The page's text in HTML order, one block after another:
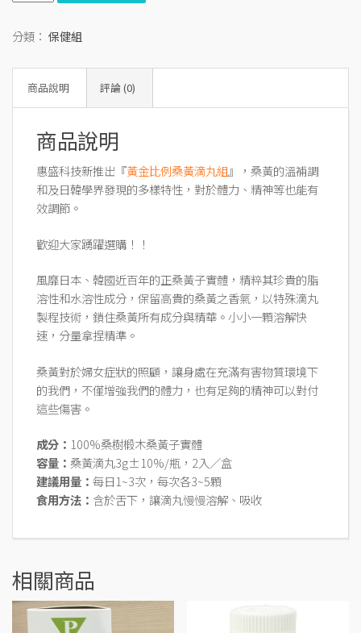
分類： 保健組
商品說明 評論 (0)
商品說明
惠盛科技新推出『黃金比例桑黃滴丸組』，桑黃的溫補調
和及日韓學界發現的多樣特性，對於體力、精神等也能有
效調節。
歡迎大家踴躍選購！！
風靡日本、韓國近百年的正桑黃子實體，精粹其珍貴的脂
溶性和水溶性成分，保留高貴的桑黃之香氣，以特殊滴丸
製程技術，鎖住桑黃所有成分與精華。小小一顆溶解快
速，分量拿捏精準。
桑黃對於婦女症狀的照顧，讓身處在充滿有害物質環境下
的我們，不僅增強我們的體力，也有足夠的精神可以對付
這些傷害。
成分： 100%桑樹椴木桑黃子實體
容量： 桑黃滴丸3g±10%/瓶，2入／盒
建議用量： 每日1~3次，每次各3~5顆
食用方法： 含於舌下，讓滴丸慢慢溶解、吸收
相關商品